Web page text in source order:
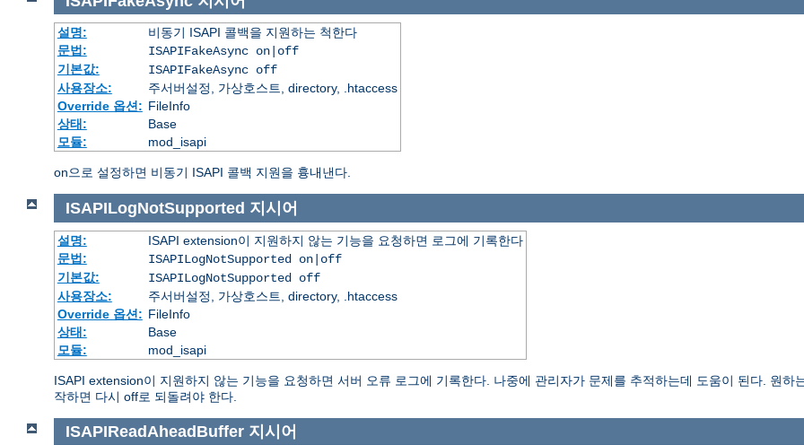
설명:
비동기 ISAPI 콜백을 지원하는 척한다
문법:
ISAPIFakeAsync on|off
기본값:
ISAPIFakeAsync off
사용장소:
주서버설정, 가상호스트, directory, .htaccess
Override 옵션: FileInfo
상태:
Base
모듈:
mod_isapi
on으로 설정하면 비동기 ISAPI 콜백 지원을 흉내낸다.
ISAPILogNotSupported 지시어
설명:
ISAPI extension이 지원하지 않는 기능을 요청하면 로그에 기록한다
문법:
ISAPILogNotSupported on|off
기본값:
ISAPILogNotSupported off
사용장소:
주서버설정, 가상호스트, directory, .htaccess
Override 옵션: FileInfo
상태:
Base
모듈:
mod_isapi
ISAPI extension이 지원하지 않는 기능을 요청하면 서버 오류 로그에 기록한다. 나중에 관리자가 문제를 추적하는데 도움이 된다. 원하
작하면 다시 off로 되돌려야 한다.
ISAPIReadAheadBuffer 지시어